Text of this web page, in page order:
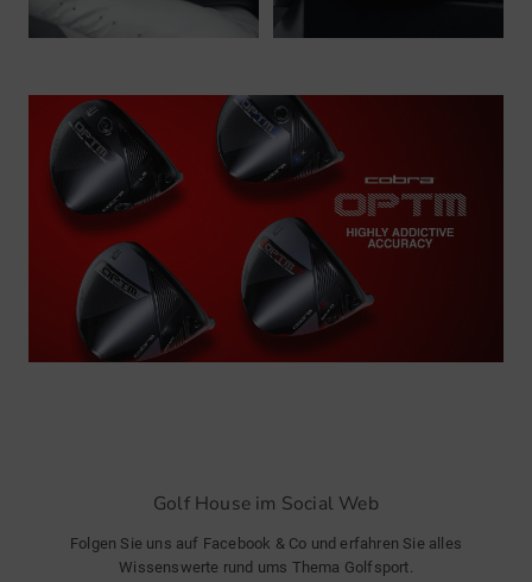
Golf House im Social Web
Folgen Sie uns auf Facebook & Co und erfahren Sie alles
Wissenswerte rund ums Thema Golfsport.